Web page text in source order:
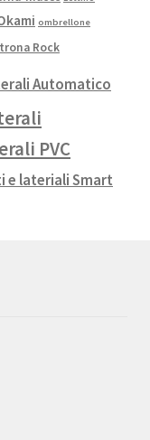
ombrellone
Rock
Automatico
PVC
e lateriali Smart